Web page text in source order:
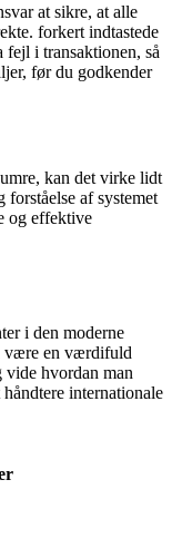
at sikre, at alle
forkert indtastede
i transaktionen, så
før du godkender
kan det virke lidt
af systemet
og effektive
i den moderne
være en værdifuld
hvordan man
internationale